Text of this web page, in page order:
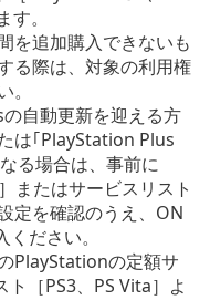
。
を追加購入できないも
る際は、対象の利用権
の自動更新を迎える方
は｢PlayStation Plus
る場合は、事前に
またはサービスリスト
定を確認のうえ、ON
ださい。
PlayStationの定額サ
［PS3、PS Vita］よ